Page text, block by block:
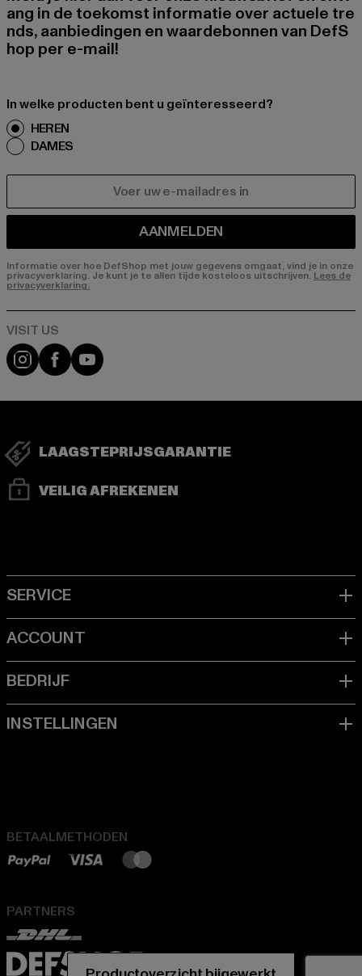
ang in de toekomst informatie over actuele tre
nds, aanbiedingen en waardebonnen van DefS
hop per e-mail!
In welke producten bent u geïnteresseerd?
HEREN
DAMES
AANMELDEN
Informatie over hoe DefShop met jouw gegevens omgaat, vind je in onze
privacyverklaring. Je kunt je te allen tijde kosteloos uitschrijven. Lees de
privacyverklaring.
Visit our Instagram page:
Visit our Facebook page:
Visit our YouTube channel:
LAAGSTEPRIJSGARANTIE
VEILIG AFREKENEN
BETAALMETHODEN
PARTNERS